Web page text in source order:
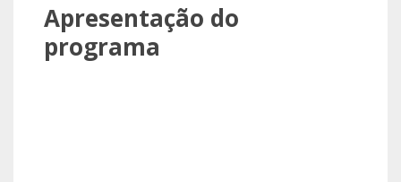
Apresentação do
programa